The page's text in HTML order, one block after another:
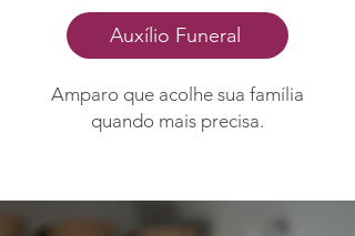
Auxílio Funeral
Amparo que acolhe sua família
quando mais precisa.